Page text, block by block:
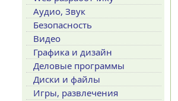
Аудио, Звук
Безопасность
Видео
Графика и дизайн
Деловые программы
Диски и файлы
Игры, развлечения